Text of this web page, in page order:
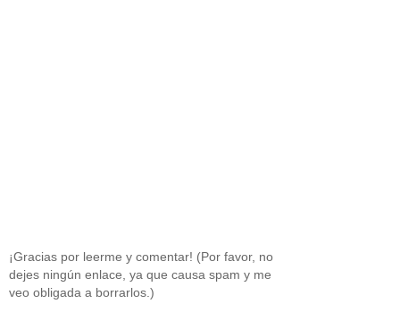
¡Gracias por leerme y comentar! (Por favor, no
dejes ningún enlace, ya que causa spam y me
veo obligada a borrarlos.)